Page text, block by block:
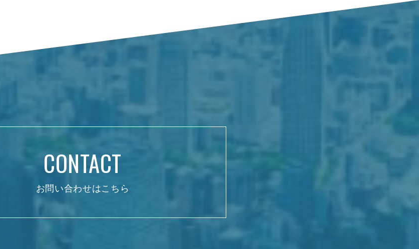
CONTACT
お問い合わせはこちら